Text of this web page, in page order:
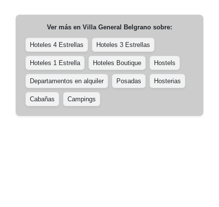
Ver más en Villa General Belgrano sobre:
Hoteles 4 Estrellas Hoteles 3 Estrellas
Hoteles 1 Estrella Hoteles Boutique Hostels
Departamentos en alquiler Posadas Hosterias
Cabañas Campings